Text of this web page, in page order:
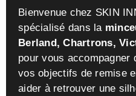
Bienvenue chez SKIN
spécialisé dans la
Berland, Chartrons,
pour vous accompagner
vos objectifs de remise
aider à retrouver une